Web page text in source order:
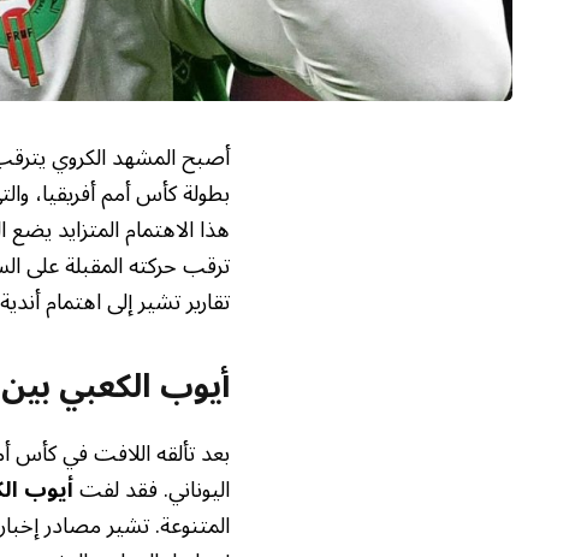
أصبح المشهد الكروي
بطولة كأس أمم أفريقيا،
هذا الاهتمام المتزايد
ترقب حركته المقبلة على
تقارير تشير إلى اهتمام
أيوب الكعبي بين
بعد تألقه اللافت في كأس
اليوناني. ‏فقد لفتأيوب
المتنوعة. تشير مصادر